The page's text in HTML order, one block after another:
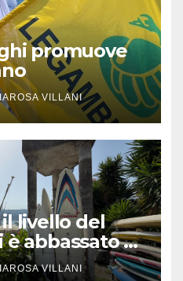
promuove
VILLANI
livello del
è abbassato di
VILLANI